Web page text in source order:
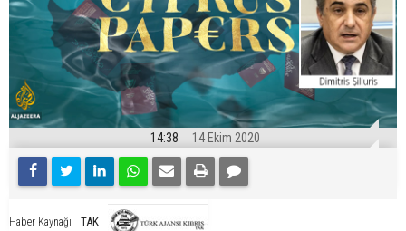
14:38 14 Ekim 2020
Haber Kaynağı TAK